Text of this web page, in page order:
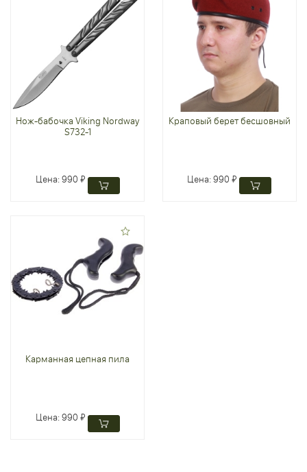
Нож-бабочка Viking Nordway
S732-1
Цена:990 ₽
Краповый берет бесшовный
Цена:990 ₽
Карманная цепная пила
Цена:990 ₽